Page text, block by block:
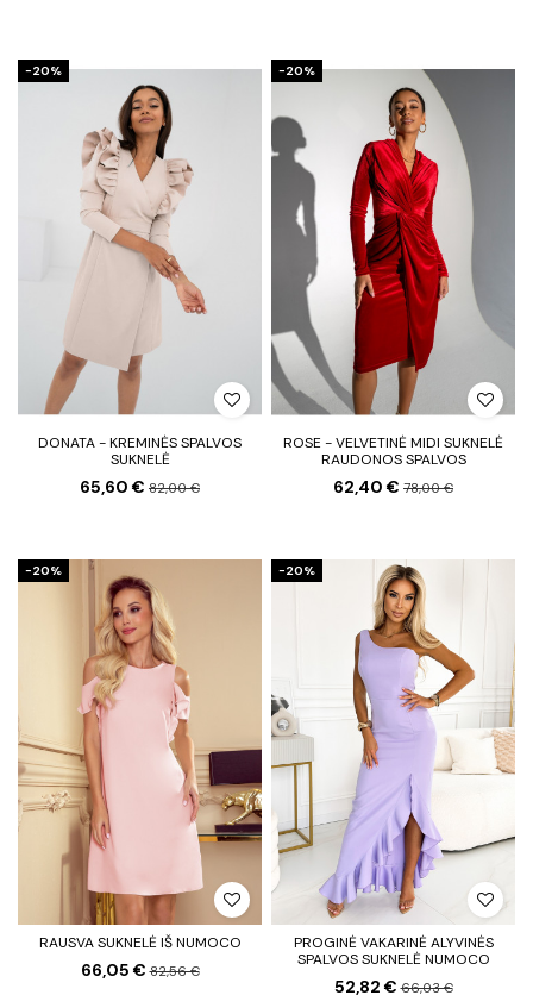
−20%
DONATA - KREMINĖS SPALVOS
SUKNELĖ
65,60 € 82,00 €
−20%
ROSE - VELVETINĖ MIDI SUKNELĖ
RAUDONOS SPALVOS
62,40 € 78,00 €
−20%
RAUSVA SUKNELĖ IŠ NUMOCO
66,05 €82,56 €
−20%
PROGINĖ VAKARINĖ ALYVINĖS
SPALVOS SUKNELĖ NUMOCO
52,82 €66,03 €